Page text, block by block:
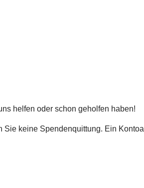
helfen oder schon geholfen haben!
Sie keine Spendenquittung. Ein